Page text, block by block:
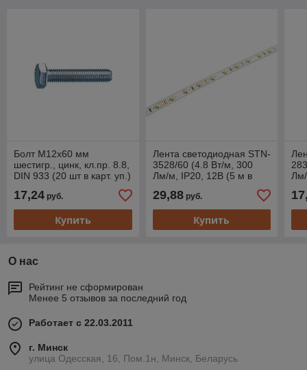
Болт М12х60 мм
шестигр., цинк, кл.пр. 8.8,
DIN 933 (20 шт в карт. уп.)
17,24 руб.
Купить
Лента светодиодная STN-
3528/60 (4.8 Вт/м, 300
Лм/м, IP20, 12В (5 м в
(60 диод/м, зеленый
29,88руб.
Купить
О нас
Рейтинг не сформирован
Менее 5 отзывов за последний год
Работает с 22.03.2011
г. Минск
улица Одесская, 16, Пом.1н, Минск, Беларусь